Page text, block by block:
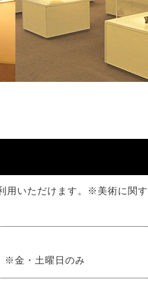
用いただけます。※美術に関
金・土曜日のみ